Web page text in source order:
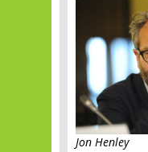
Jon Henley